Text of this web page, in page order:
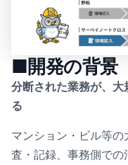
■開発の背景
分断された業務が、
る
マンション・ビル等
査・記録、事務側での